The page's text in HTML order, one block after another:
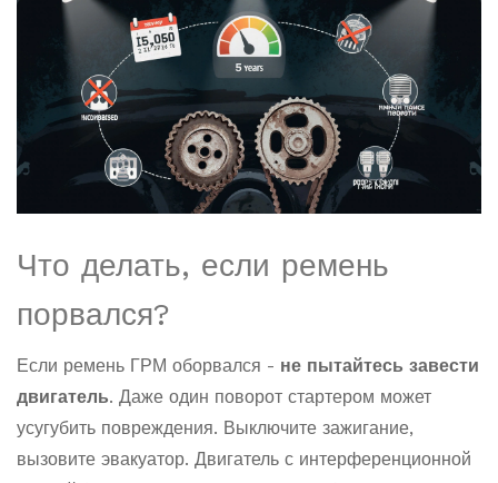
Что делать, если ремень
порвался?
Если ремень ГРМ оборвался - не пытайтесь завести
двигатель. Даже один поворот стартером может
усугубить повреждения. Выключите зажигание,
вызовите эвакуатор. Двигатель с интерференционной